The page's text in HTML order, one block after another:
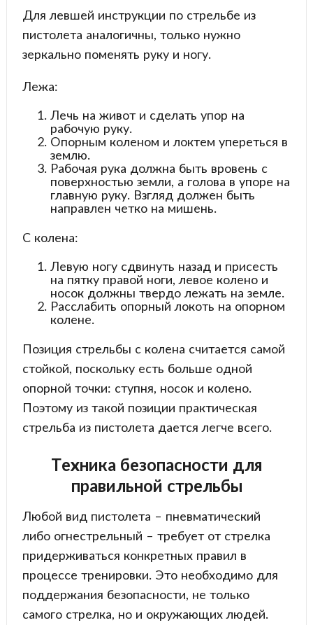
Для левшей инструкции по стрельбе из
пистолета аналогичны, только нужно
зеркально поменять руку и ногу.
Лежа:
Лечь на живот и сделать упор на
рабочую руку.
Опорным коленом и локтем упереться в
землю.
Рабочая рука должна быть вровень с
поверхностью земли, а голова в упоре на
главную руку. Взгляд должен быть
направлен четко на мишень.
С колена:
Левую ногу сдвинуть назад и присесть
на пятку правой ноги, левое колено и
носок должны твердо лежать на земле.
Расслабить опорный локоть на опорном
колене.
Позиция стрельбы с колена считается самой
стойкой, поскольку есть больше одной
опорной точки: ступня, носок и колено.
Поэтому из такой позиции практическая
стрельба из пистолета дается легче всего.
Техника безопасности для
правильной стрельбы
Любой вид пистолета – пневматический
либо огнестрельный – требует от стрелка
придерживаться конкретных правил в
процессе тренировки. Это необходимо для
поддержания безопасности, не только
самого стрелка, но и окружающих людей.